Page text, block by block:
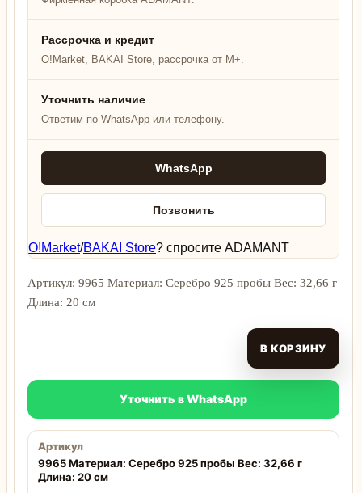
Рассрочка и кредит
O!Market, BAKAI Store, рассрочка от M+.
Уточнить наличие
Ответим по WhatsApp или телефону.
WhatsApp
Позвонить
O!Market/BAKAI Store? спросите ADAMANT
Артикул: 9965 Материал: Серебро 925 пробы Вес: 32,66 г
Длина: 20 см
В КОРЗИНУ
Уточнить в WhatsApp
Артикул
9965 Материал: Серебро 925 пробы Вес: 32,66 г
Длина: 20 см